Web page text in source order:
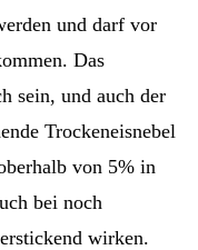
und darf vor
Das
sein, und auch der
Trockeneisnebel
von 5% in
bei noch
wirken.